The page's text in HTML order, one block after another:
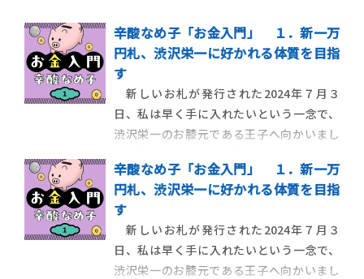
辛酸なめ子「お金入門」 １．新一万
円札、渋沢栄一に好かれる体質を目指
す
新しいお札が発行された2024年７月３
日、私は早く手に入れたいという一念で、
渋沢栄一のお膝元である王子へ向かいまし
がら、内心、新しいお札と仲良くなりたい
という思いもありました。同じく渋沢栄一
にゆかりがある街、深谷市では新札発行の
当日、銀行で一万円札の交換会が行われて
いる、というニュ
辛酸なめ子「お金入門」 １．新一万
円札、渋沢栄一に好かれる体質を目指
す
新しいお札が発行された2024年７月３
日、私は早く手に入れたいという一念で、
渋沢栄一のお膝元である王子へ向かいまし